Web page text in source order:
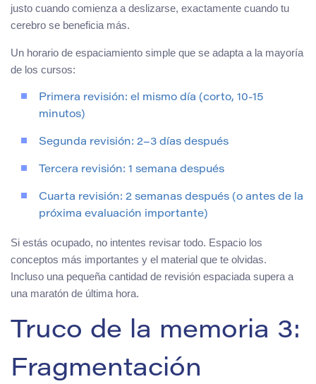
justo cuando comienza a deslizarse, exactamente cuando tu
cerebro se beneficia más.
Un horario de espaciamiento simple que se adapta a la mayoría
de los cursos:
Primera revisión: el mismo día (corto, 10-15
minutos)
Segunda revisión: 2–3 días después
Tercera revisión: 1 semana después
Cuarta revisión: 2 semanas después (o antes de la
próxima evaluación importante)
Si estás ocupado, no intentes revisar todo. Espacio los
conceptos más importantes y el material que te olvidas.
Incluso una pequeña cantidad de revisión espaciada supera a
una maratón de última hora.
Truco de la memoria 3:
Fragmentación